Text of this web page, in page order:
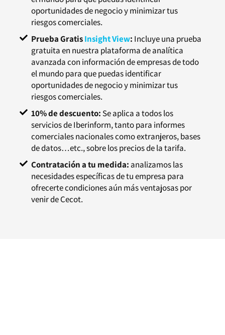
oportunidades de negocio y minimizar tus
riesgos comerciales.
Prueba GratisInsight View: Incluye una prueba
gratuita en nuestra plataforma de analítica
avanzada con información de empresas de todo
el mundo para que puedas identificar
oportunidades de negocio y minimizar tus
riesgos comerciales.
10% de descuento: Se aplica a todos los
servicios de Iberinform, tanto para informes
comerciales nacionales como extranjeros, bases
de datos…etc., sobre los precios de la tarifa.
Contratación a tu medida: analizamos las
necesidades específicas de tu empresa para
ofrecerte condiciones aún más ventajosas por
venir de Cecot.